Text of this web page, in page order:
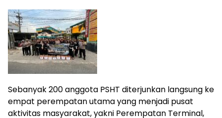
Sebanyak 200 anggota PSHT diterjunkan langsung ke
empat perempatan utama yang menjadi pusat
aktivitas masyarakat, yakni Perempatan Terminal,